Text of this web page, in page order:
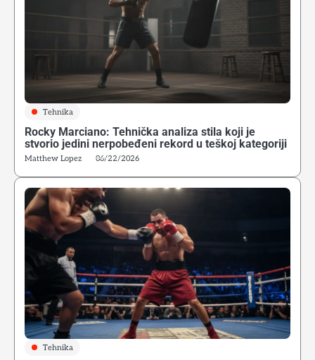
Tehnika
Rocky Marciano: Tehnička analiza stila koji je
stvorio jedini nerpobeđeni rekord u teškoj kategoriji
Matthew Lopez 06/22/2026
Tehnika